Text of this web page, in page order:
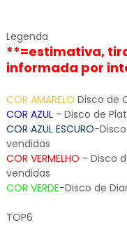
Legenda
**=estimativa,
informada por
COR AMARELO Disco de
COR AZUL- Disco de
COR AZUL ESCURO-
vendidas
COR VERMELHO - Disco
vendidas
COR VERDE-Disco de
TOP6